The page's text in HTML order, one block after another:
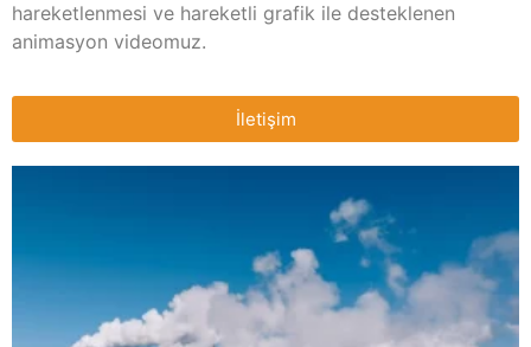
hareketlenmesi ve hareketli grafik ile desteklenen
animasyon videomuz.
İletişim